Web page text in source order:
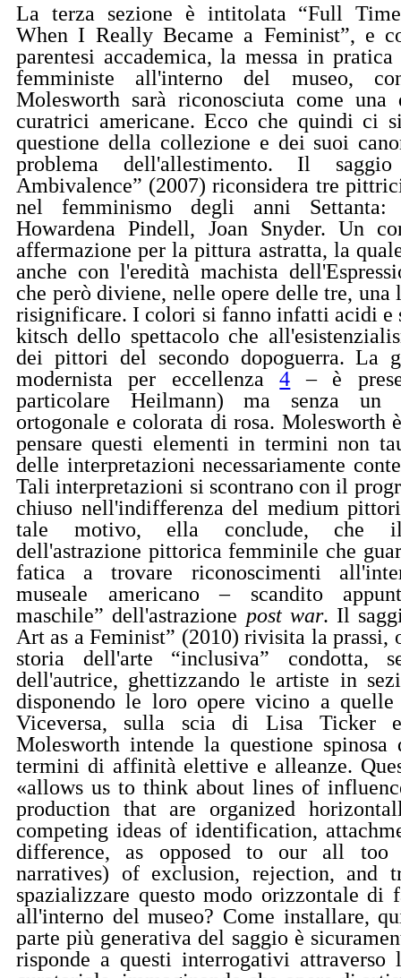
La terza sezione è intitolata “Full
When I Really Became a Feminist”, e
parentesi accademica, la messa in
femministe all'interno del museo,
Molesworth sarà riconosciuta come
curatrici americane. Ecco che quindi ci
questione della collezione e dei suoi
problema dell'allestimento. Il
Ambivalence” (2007) riconsidera tre
nel femminismo degli anni Settanta:
Howardena Pindell, Joan Snyder. Un
affermazione per la pittura astratta, la
anche con l'eredità machista
che però diviene, nelle opere delle tre,
risignificare. I colori si fanno infatti acidi e
kitsch dello spettacolo che
dei pittori del secondo dopoguerra. La
modernista per eccellenza4 – è
particolare Heilmann) ma senza un
ortogonale e colorata di rosa. Molesworth
pensare questi elementi in termini non
delle interpretazioni necessariamente
Tali interpretazioni si scontrano con il
chiuso nell'indifferenza del medium
tale motivo, ella conclude, che il
dell'astrazione pittorica femminile che
fatica a trovare riconoscimenti
museale americano – scandito
maschile” dell'astrazione post war. Il
Art as a Feminist” (2010) rivisita la prassi,
storia dell'arte “inclusiva” condotta,
dell'autrice, ghettizzando le artiste in
disponendo le loro opere vicino a
Viceversa, sulla scia di Lisa Ticker
Molesworth intende la questione spinosa
termini di affinità elettive e alleanze.
«allows us to think about lines of
production that are organized
competing ideas of identification,
difference, as opposed to our all too
narratives) of exclusion, rejection, and
spazializzare questo modo orizzontale di
all'interno del museo? Come installare,
parte più generativa del saggio è
risponde a questi interrogativi attraverso